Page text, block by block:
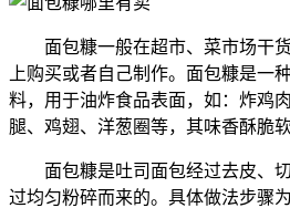
面包糠一般在超市、菜市场干货
上购买或者自己制作。面包糠是一
料，用于油炸食品表面，如：炸鸡
腿、鸡翅、洋葱圈等，其味香酥脆
面包糠是吐司面包经过去皮、切
过均匀粉碎而来的。具体做法步骤为